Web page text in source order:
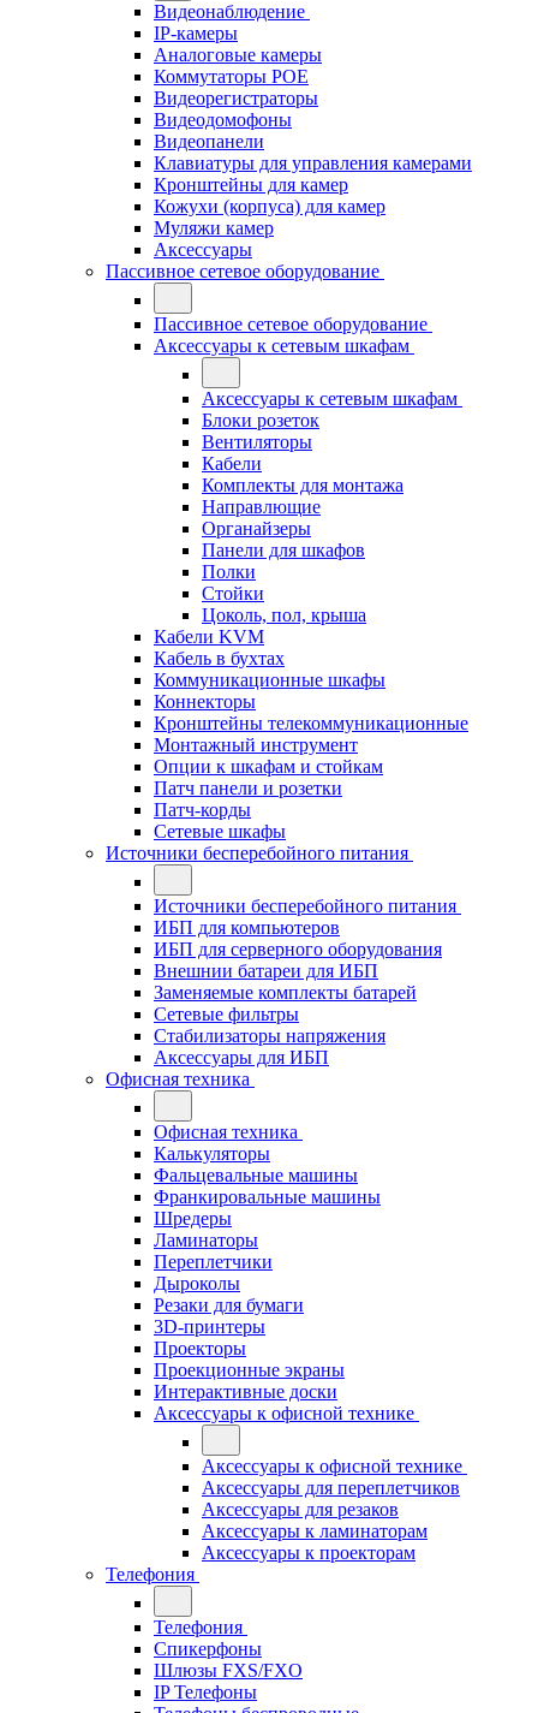
Видеонаблюдение
IP-камеры
Аналоговые камеры
Коммутаторы POE
Видеорегистраторы
Видеодомофоны
Видеопанели
Клавиатуры для управления камерами
Кронштейны для камер
Кожухи (корпуса) для камер
Муляжи камер
Аксессуары
Пассивное сетевое оборудование
Пассивное сетевое оборудование
Аксессуары к сетевым шкафам
Аксессуары к сетевым шкафам
Блоки розеток
Вентиляторы
Кабели
Комплекты для монтажа
Направлющие
Органайзеры
Панели для шкафов
Полки
Стойки
Цоколь, пол, крыша
Кабели KVM
Кабель в бухтах
Коммуникационные шкафы
Коннекторы
Кронштейны телекоммуникационные
Монтажный инструмент
Опции к шкафам и стойкам
Патч панели и розетки
Патч-корды
Сетевые шкафы
Источники бесперебойного питания
Источники бесперебойного питания
ИБП для компьютеров
ИБП для серверного оборудования
Внешнии батареи для ИБП
Заменяемые комплекты батарей
Сетевые фильтры
Стабилизаторы напряжения
Аксессуары для ИБП
Офисная техника
Офисная техника
Калькуляторы
Фальцевальные машины
Франкировальные машины
Шредеры
Ламинаторы
Переплетчики
Дыроколы
Резаки для бумаги
3D-принтеры
Проекторы
Проекционные экраны
Интерактивные доски
Аксессуары к офисной технике
Аксессуары к офисной технике
Аксессуары для переплетчиков
Аксессуары для резаков
Аксессуары к ламинаторам
Аксессуары к проекторам
Телефония
Телефония
Спикерфоны
Шлюзы FXS/FXO
IP Телефоны